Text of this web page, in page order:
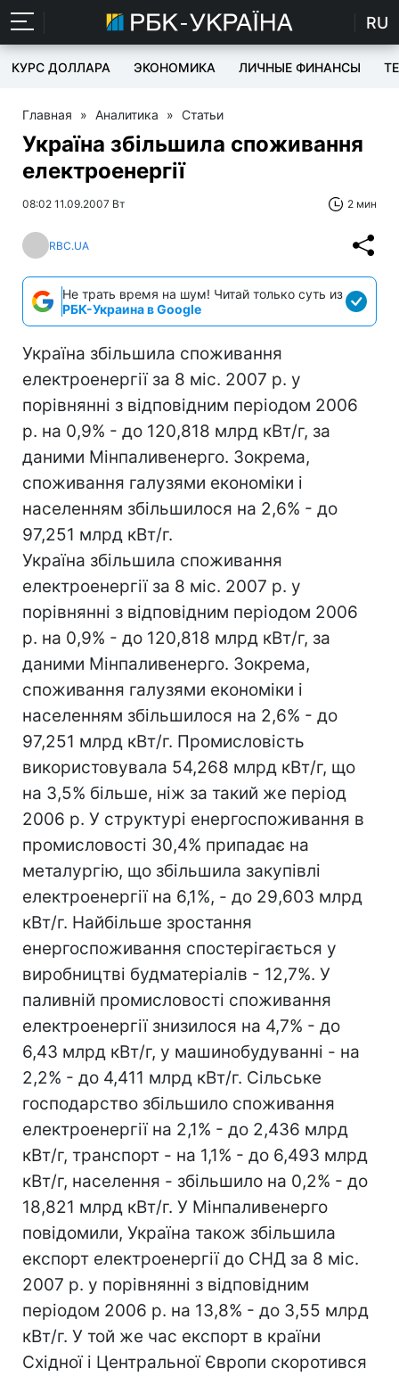
RU
КУРС ДОЛЛАРА ЭКОНОМИКА ЛИЧНЫЕ ФИНАНСЫ
Главная » Аналитика » Статьи
Україна збільшила споживання
електроенергії
08:02 11.09.2007 Вт 2 мин
RBC.UA
Не трать время на шум! Читай только суть из
РБК-Украина в Google
Україна збільшила споживання
електроенергії за 8 міс. 2007 р. у
порівнянні з відповідним періодом 2006
р. на 0,9% - до 120,818 млрд кВт/г, за
даними Мінпаливенерго. Зокрема,
споживання галузями економіки і
населенням збільшилося на 2,6% - до
97,251 млрд кВт/г.
Україна збільшила споживання
електроенергії за 8 міс. 2007 р. у
порівнянні з відповідним періодом 2006
р. на 0,9% - до 120,818 млрд кВт/г, за
даними Мінпаливенерго. Зокрема,
споживання галузями економіки і
населенням збільшилося на 2,6% - до
97,251 млрд кВт/г. Промисловість
використовувала 54,268 млрд кВт/г, що
на 3,5% більше, ніж за такий же період
2006 р. У структурі енергоспоживання в
промисловості 30,4% припадає на
металургію, що збільшила закупівлі
електроенергії на 6,1%, - до 29,603 млрд
кВт/г. Найбільше зростання
енергоспоживання спостерігається у
виробництві будматеріалів - 12,7%. У
паливній промисловості споживання
електроенергії знизилося на 4,7% - до
6,43 млрд кВт/г, у машинобудуванні - на
2,2% - до 4,411 млрд кВт/г. Сільське
господарство збільшило споживання
електроенергії на 2,1% - до 2,436 млрд
кВт/г, транспорт - на 1,1% - до 6,493 млрд
кВт/г, населення - збільшило на 0,2% - до
18,821 млрд кВт/г. У Мінпаливенерго
повідомили, Україна також збільшила
експорт електроенергії до СНД за 8 міс.
2007 р. у порівнянні з відповідним
періодом 2006 р. на 13,8% - до 3,55 млрд
кВт/г. У той же час експорт в країни
Східної і Центральної Європи скоротився